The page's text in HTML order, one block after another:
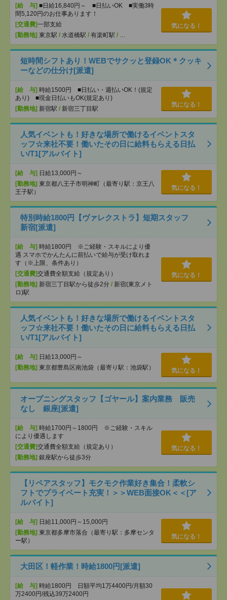
[給 与] ■日給16,840円～ ■日払いOK ■実働3時
間5,120円のお仕事あります！
[交通費]一部支給
[勤務地] 東京駅 / 水道橋駅 / 有楽町駅 /
気になる！
短時間シフトあり！WEBでサクッと登録OK＊クッキ
ーなどの仕分け[派遣]
[給 与] 時給1500円 ■日払い・週払いOK！(規定
あり) ■現金日払いもOK(規定あり)
[勤務地] 新宿駅 / 新宿三丁目駅
気になる！
人気イベントも！好きな場所で働けるイベントスタ
ッフ☆来社不要！働いたその日に給料もらえる日払
い/T1[アルバイト]
[給 与] 日給13,000円～
[勤務地] 東京都八王子市明神町（最寄り駅：京王八
王子駅）
気になる！
特別時給1800円【ヴァレクストラ】短期スタッフ
新宿[派遣]
[給 与] 時給1800円 ※ご経験・スキルにより優
遇 スマホでかんたんに前払いで給与が受け取れま
す（※上限、条件あり）
[交通費]交通費全額支給（規定あり）
[勤務地] 新宿三丁目駅から徒歩2分 / 新宿(東京メト
ロ)駅
気になる！
人気イベントも！好きな場所で働けるイベントスタ
ッフ☆来社不要！働いたその日に給料もらえる日払
い/T1[アルバイト]
[給 与] 日給13,000円～
[勤務地] 東京都豊島区南池袋（最寄り駅：池袋駅） 気になる！
オープニングスタッフ【ゴヤール】案内業務 販売
なし 銀座[派遣]
[給 与] 時給1700円～1800円 ※ご経験・スキル
により優遇します
[交通費]交通費全額支給（規定あり）
[勤務地] 銀座駅から徒歩3分
気になる！
【リペアスタッフ】モクモク作業好き集合！柔軟シ
フトでプライベート充実！＞＞WEB面接OK＜＜[ア
ルバイト]
[給 与] 日給11,000円～15,000円
[勤務地] 東京都多摩市落合（最寄り駅：多摩センタ
ー駅）
気になる！
大田区！軽作業！時給1800円[派遣]
[給 与] 時給1800円 日額平均1万4400円/月額30
万2400円/残込39万2400円